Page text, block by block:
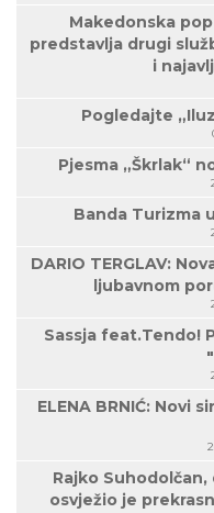
Makedonska
predstavlja drugi
i
Pogledajte
Pjesma „Škrlak“
Banda Turizma
DARIO TERGLAV:
ljubavnom
Sassja feat.Tendo!
ELENA BRNIĆ: Novi
Rajko
osvježio je